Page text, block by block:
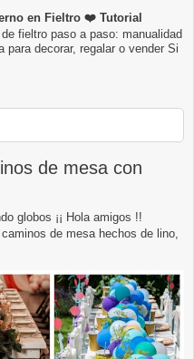
en Fieltro ❤️ Tutorial
fieltro paso a paso: manualidad
para decorar, regalar o vender Si
de mesa con
globos ¡¡ Hola amigos !!
de mesa hechos de lino,